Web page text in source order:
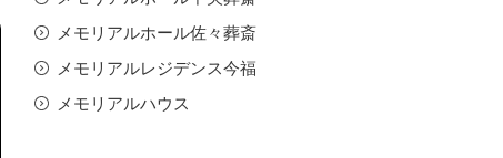
メモリアルホール佐々葬斎
メモリアルレジデンス今福
メモリアルハウス